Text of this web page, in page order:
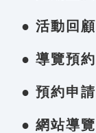
● 活動回顧
● 導覽預約
● 預約申請
● 網站導覽